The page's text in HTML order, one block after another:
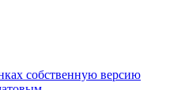
собственную версию